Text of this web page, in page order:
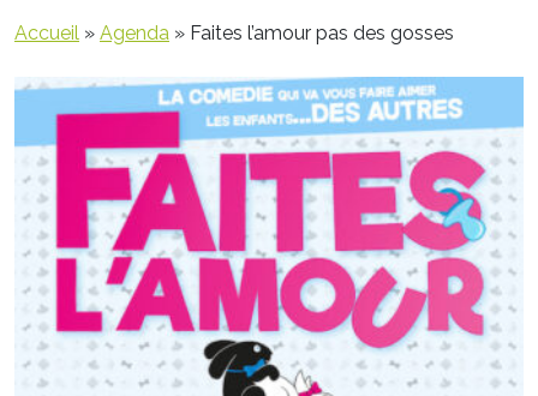
Accueil » Agenda » Faites l’amour pas des gosses